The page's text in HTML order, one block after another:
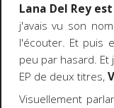
Lana Del Rey
j'avais vu son
l'écouter. Et puis
peu par hasard.
EP de deux titres,
Visuellement